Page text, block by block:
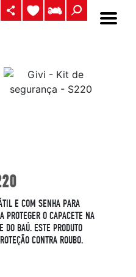
E COM SENHA PARA
PROTEGER O CAPACETE NA
DO BAÚ. ESTE PRODUTO
CONTRA ROUBO.